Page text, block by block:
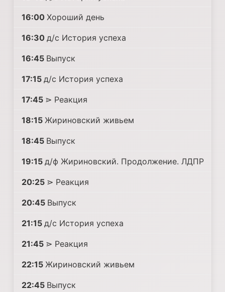
16:00 Хороший день
16:30 д/с История успеха
16:45 Выпуск
17:15 д/с История успеха
17:45 ⋗ Реакция
18:15 Жириновский живьем
18:45 Выпуск
19:15 д/ф Жириновский. Продолжение. ЛДПР
20:25 ⋗ Реакция
20:45 Выпуск
21:15 д/с История успеха
21:45 ⋗ Реакция
22:15 Жириновский живьем
22:45 Выпуск